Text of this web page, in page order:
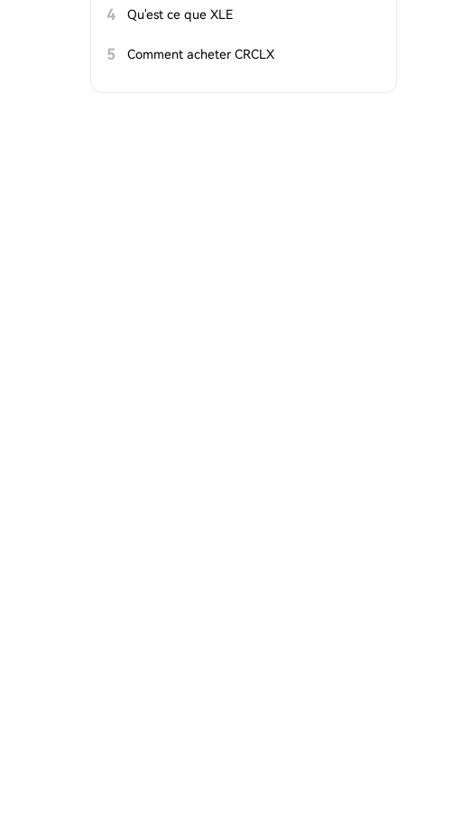
4 Qu'est ce que XLE
5 Comment acheter CRCLX